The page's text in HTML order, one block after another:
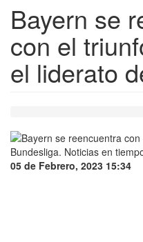
Bayern se
con el
el liderato
05 de Febrero, 2023 15:34